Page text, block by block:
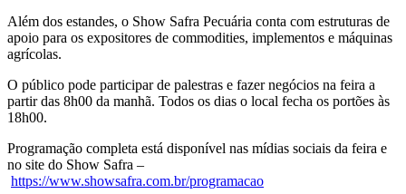
Além dos estandes, o Show Safra Pecuária conta com estruturas de
apoio para os expositores de commodities, implementos e máquinas
agrícolas.
O público pode participar de palestras e fazer negócios na feira a
partir das 8h00 da manhã. Todos os dias o local fecha os portões às
18h00.
Programação completa está disponível nas mídias sociais da feira e
no site do Show Safra –
https://www.showsafra.com.br/programacao